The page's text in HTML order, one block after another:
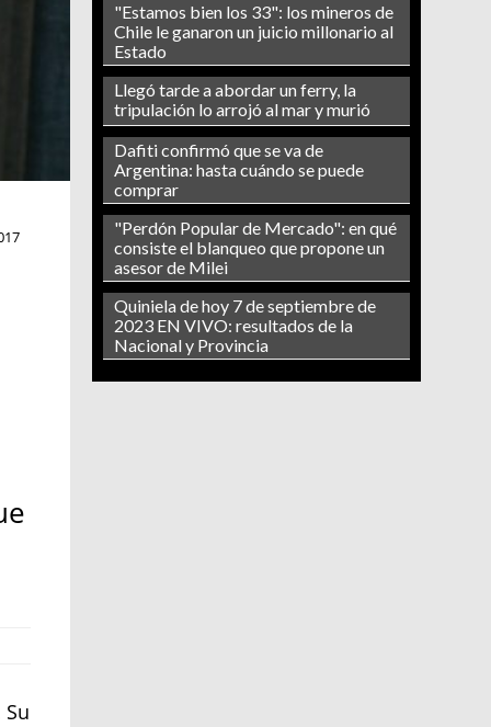
"Estamos bien los 33": los mineros de
Chile le ganaron un juicio millonario al
Estado
Llegó tarde a abordar un ferry, la
tripulación lo arrojó al mar y murió
Dafiti confirmó que se va de
Argentina: hasta cuándo se puede
comprar
"Perdón Popular de Mercado": en qué
consiste el blanqueo que propone un
asesor de Milei
Quiniela de hoy 7 de septiembre de
2023 EN VIVO: resultados de la
Nacional y Provincia